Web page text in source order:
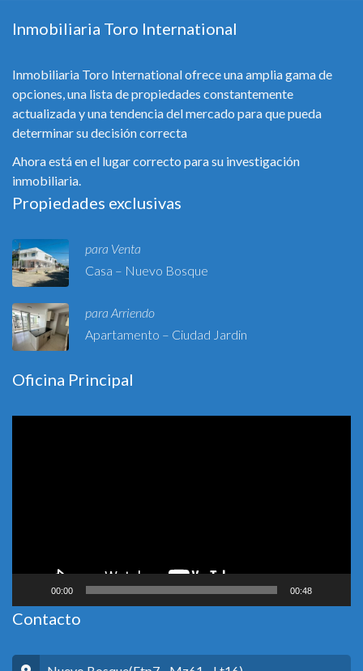
Inmobiliaria Toro International
Inmobiliaria Toro International ofrece una amplia gama de
opciones, una lista de propiedades constantemente
actualizada y una tendencia del mercado para que pueda
determinar su decisión correcta
Ahora está en el lugar correcto para su investigación
inmobiliaria.
Propiedades exclusivas
para Venta
Casa – Nuevo Bosque
para Arriendo
Apartamento – Ciudad Jardin
Oficina Principal
00:00 00:48
Contacto